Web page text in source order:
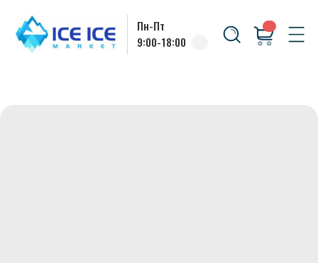
9:00-18:00